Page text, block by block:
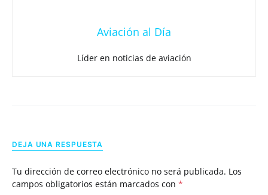
Aviación al Día
Líder en noticias de aviación
DEJA UNA RESPUESTA
Tu dirección de correo electrónico no será publicada. Los
campos obligatorios están marcados con *